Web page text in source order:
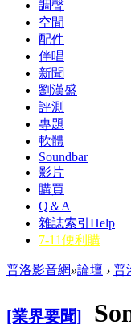
調聲
空間
配件
伴唱
新聞
劉漢盛
評測
專題
軟體
Soundbar
影片
購買
Q＆A
雜誌索引 Help
7-11便利購
普洛影音網»論壇 › 普
[業界要聞]